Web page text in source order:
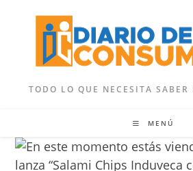
contenido
TODO LO QUE NECESITA SABER
MENÚ